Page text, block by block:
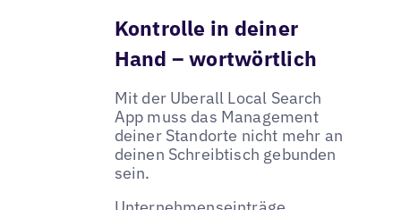
Kontrolle in deiner
Hand – wortwörtlich
Mit der Uberall Local Search
App muss das Management
deiner Standorte nicht mehr an
deinen Schreibtisch gebunden
sein.